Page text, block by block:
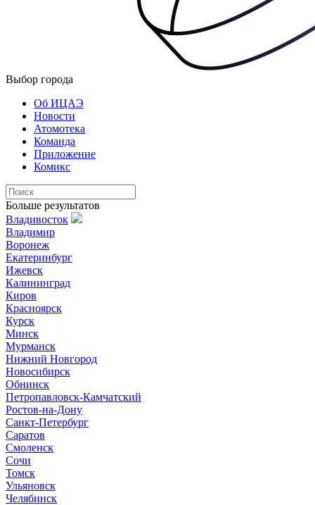
Выбор города
Об ИЦАЭ
Новости
Атомотека
Команда
Приложение
Комикс
Больше результатов
Владивосток
Владимир
Воронеж
Екатеринбург
Ижевск
Калининград
Киров
Красноярск
Курск
Минск
Мурманск
Нижний Новгород
Новосибирск
Обнинск
Петропавловск-Камчатский
Ростов-на-Дону
Санкт-Петербург
Саратов
Смоленск
Сочи
Томск
Ульяновск
Челябинск